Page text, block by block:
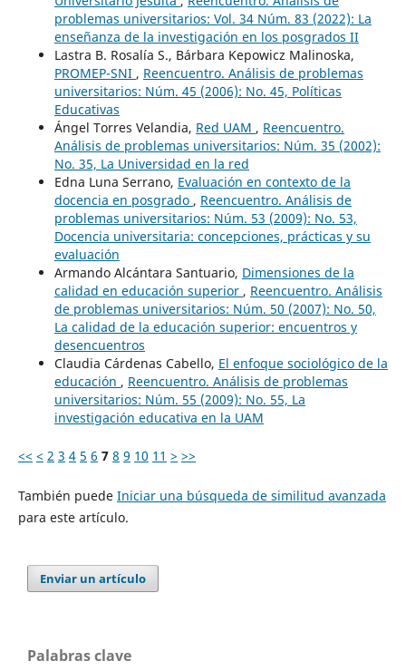
problemas universitarios: Vol. 34 Núm. 83 (2022): La
enseñanza de la investigación en los posgrados II
Lastra B. Rosalía S., Bárbara Kepowicz Malinoska,
PROMEP-SNI , Reencuentro. Análisis de problemas
universitarios: Núm. 45 (2006): No. 45, Políticas
Educativas
Ángel Torres Velandia, Red UAM , Reencuentro.
Análisis de problemas universitarios: Núm. 35 (2002):
No. 35, La Universidad en la red
Edna Luna Serrano, Evaluación en contexto de la
docencia en posgrado , Reencuentro. Análisis de
problemas universitarios: Núm. 53 (2009): No. 53,
Docencia universitaria: concepciones, prácticas y su
evaluación
Armando Alcántara Santuario, Dimensiones de la
calidad en educación superior , Reencuentro. Análisis
de problemas universitarios: Núm. 50 (2007): No. 50,
La calidad de la educación superior: encuentros y
desencuentros
Claudia Cárdenas Cabello, El enfoque sociológico de la
educación , Reencuentro. Análisis de problemas
universitarios: Núm. 55 (2009): No. 55, La
investigación educativa en la UAM
<< < 2 3 4 5 6 7 8 9 10 11 > >>
También puede Iniciar una búsqueda de similitud avanzada
para este artículo.
Enviar un artículo
Palabras clave